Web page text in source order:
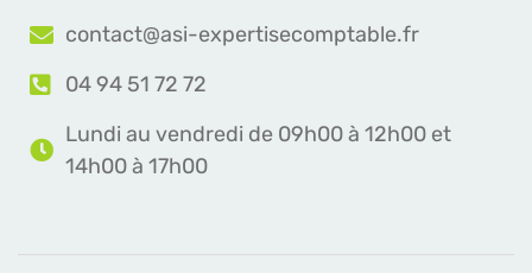
contact@asi-expertisecomptable.fr
04 94 51 72 72
Lundi au vendredi de 09h00 à 12h00 et
14h00 à 17h00